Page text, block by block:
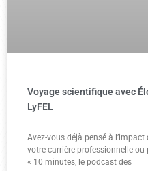
Voyage scientifique avec
LyFEL
Avez-vous déjà pensé à
votre carrière professionnelle ou
« 10 minutes, le podcast des